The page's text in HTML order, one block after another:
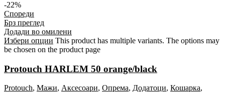
-22%
Спореди
Брз преглед
Додади во омилени
Избери опции This product has multiple variants. The options may
be chosen on the product page
Protouch HARLEM 50 orange/black
Protouch, Мажи, Аксесоари, Опрема, Додатоци, Кошарка,